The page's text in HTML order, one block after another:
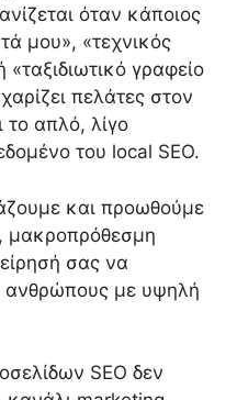
όταν κάποιος
μου», «τεχνικός
γραφείο
πελάτες στον
το απλό, λίγο
του local SEO.
και προωθούμε
μακροπρόθεσμη
σας να
ανθρώπους με υψηλή
SEO δεν